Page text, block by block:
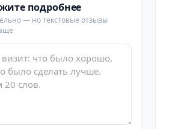
подробнее
— но текстовые отзывы